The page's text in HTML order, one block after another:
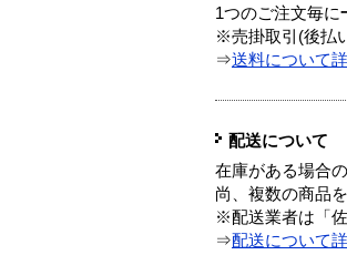
1つのご注文毎に
※売掛取引(後払
⇒送料について
配送について
在庫がある場合
尚、複数の商品
※配送業者は「
⇒配送について